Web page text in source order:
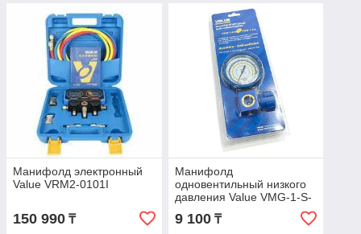
Манифолд электронный
Value VRM2-0101I
150 990 ₸
Манифолд
одновентильный низкого
давления Value VMG-1-S-
9 100₸